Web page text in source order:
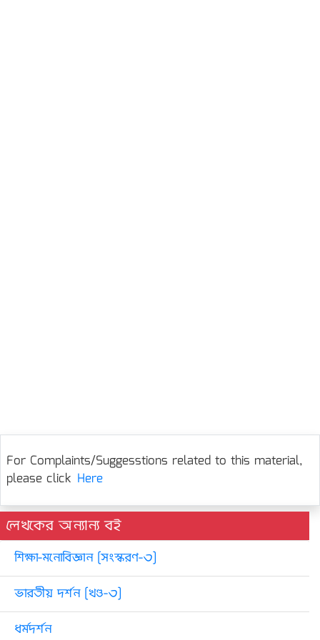
For Complaints/Suggesstions related to this material,
please click Here
লেখকের অন্যান্য বই
শিক্ষা-মনোবিজ্ঞান [সংস্করণ-৩]
ভারতীয় দর্শন [খণ্ড-৩]
ধর্মদর্শন